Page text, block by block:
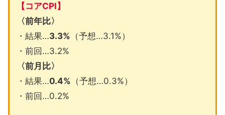
【コアCPI】
〈前年比〉
・結果…3.3% （予想…3.1%）
・前回…3.2%
〈前月比〉
・結果…0.4% （予想…0.3%）
・前回…0.2%